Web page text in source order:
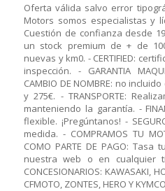
Oferta válida salvo error
Motors somos especialistas y
Cuestión de confianza desde
un stock premium de + de
nuevas y km0. - CERTIFIED:
inspección. - GARANTIA
CAMBIO DE NOMBRE: no
y 275€. - TRANSPORTE:
manteniendo la garantía. -
flexible. ¡Pregúntanos! -
medida. - COMPRAMOS TU
COMO PARTE DE PAGO:
nuestra web o en cualquier
CONCESIONARIOS: KAWASAKI,
CFMOTO, ZONTES, HERO Y KYMCO